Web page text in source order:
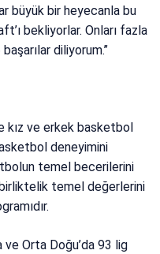
büyük bir heyecanla bu
bekliyorlar. Onları fazla
diliyorum.’’
kız ve erkek basketbol
deneyimini
temel becerilerini
birliktelik temel değerlerini
Orta Doğu’da 93 lig